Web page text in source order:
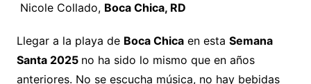
Nicole Collado, Boca Chica, RD
Llegar a la playa de Boca Chicaen esta Semana
Santa 2025 no ha sido lo mismo que en años
anteriores. No se escucha música, no hay bebidas